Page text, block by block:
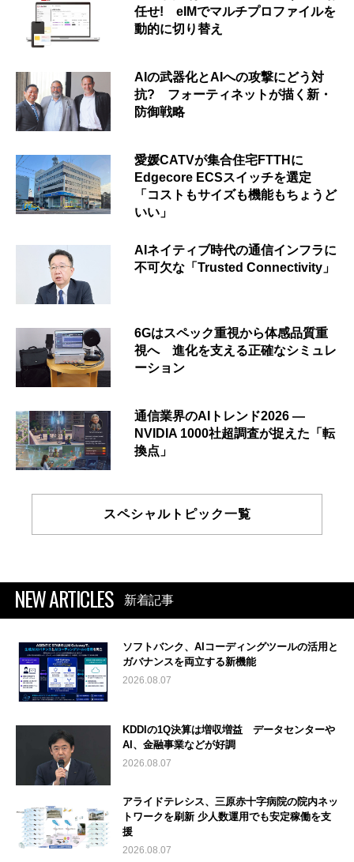
任せ! eIMでマルチプロファイルを
動的に切り替え
AIの武器化とAIへの攻撃にどう対
抗? フォーティネットが描く新・
防御戦略
愛媛CATVが集合住宅FTTHに
Edgecore ECSスイッチを選定
「コストもサイズも機能もちょうど
いい」
AIネイティブ時代の通信インフラに
不可欠な「Trusted Connectivity」
6Gはスペック重視から体感品質重
視へ 進化を支える正確なシミュレ
ーション
通信業界のAIトレンド2026 ―
NVIDIA 1000社超調査が捉えた「転
換点」
スペシャルトピック一覧
NEW ARTICLES 新着記事
ソフトバンク、AIコーディングツールの活用と
ガバナンスを両立する新機能
2026.08.07
KDDIの1Q決算は増収増益 データセンターや
AI、金融事業などが好調
2026.08.07
アライドテレシス、三原赤十字病院の院内ネッ
トワークを刷新 少人数運用でも安定稼働を支
援
2026.08.07